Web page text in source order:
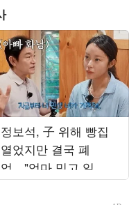
정보석, 子 위해 빵집
열었지만 결국 폐
업…"엄마 믿고 일 안
하더라"